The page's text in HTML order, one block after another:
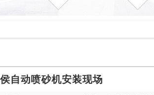
自动喷砂机安装现场